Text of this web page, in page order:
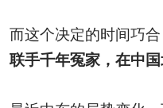
而这个决定的时间巧
联手千年冤家，在中